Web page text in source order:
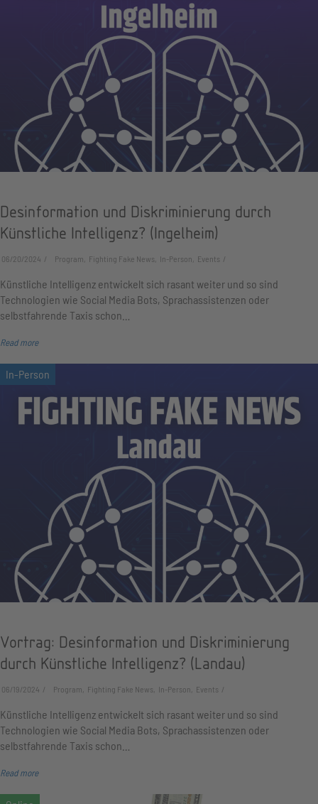
Desinformation und Diskriminierung durch
Künstliche Intelligenz? (Ingelheim)
06/20/2024 Program, Fighting Fake News, In-Person, Events
Künstliche Intelligenz entwickelt sich rasant weiter und so sind
Technologien wie Social Media Bots, Sprachassistenzen oder
selbstfahrende Taxis schon…
Read more
Vortrag: Desinformation und Diskriminierung
durch Künstliche Intelligenz? (Landau)
06/19/2024 Program, Fighting Fake News, In-Person, Events
Künstliche Intelligenz entwickelt sich rasant weiter und so sind
Technologien wie Social Media Bots, Sprachassistenzen oder
selbstfahrende Taxis schon…
Read more